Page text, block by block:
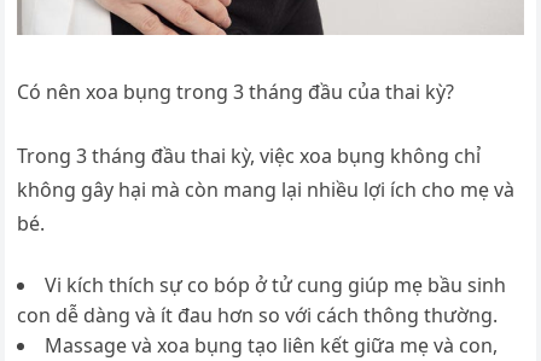
Có nên xoa bụng trong 3 tháng đầu của thai kỳ?
Trong 3 tháng đầu thai kỳ, việc xoa bụng không chỉ
không gây hại mà còn mang lại nhiều lợi ích cho mẹ và
bé.
Vi kích thích sự co bóp ở tử cung giúp mẹ bầu sinh
con dễ dàng và ít đau hơn so với cách thông thường.
Massage và xoa bụng tạo liên kết giữa mẹ và con,